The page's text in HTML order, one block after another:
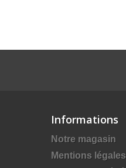
Informations
Notre magasin
Mentions légales